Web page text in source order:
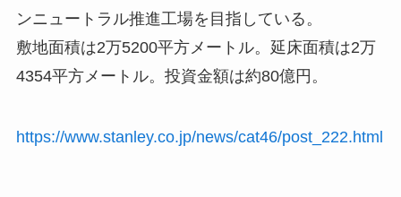
ンニュートラル推進工場を目指している。
敷地面積は2万5200平方メートル。延床面積は2万
4354平方メートル。投資金額は約80億円。
https://www.stanley.co.jp/news/cat46/post_222.html